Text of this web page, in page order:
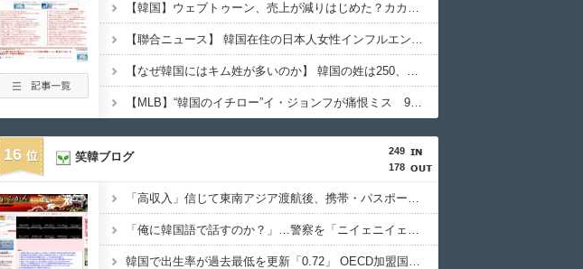
【韓国】ウェブトゥーン、売上が減りはじめた？カカオのストーリー部門、前年同期比で売上がマイナス16％
【聯合ニュース】 韓国在住の日本人女性インフルエンサー ライブ配信中に死亡
【なぜ韓国にはキム姓が多いのか】 韓国の姓は250、日本は30万…歴史的背景を米学者分析「学問尊重と平和な歴史が原動力」
【MLB】“韓国のイチロー”イ・ジョンフが痛恨ミス 9回2死からまさか…サヨナラ負けに動けず、地元放送は同情「不運でした」
16
249
178
笑韓ブログ
「高収入」信じて東南アジア渡航後、携帯・パスポート奪われ監禁…韓国人の被害急増
「俺に韓国語で話すのか？」…警察を「ニイェニイェニイェ」とからかう韓国滞在外国人の投稿動画が物議
韓国で出生率が過去最低を更新「0.72」 OECD加盟国で唯一 1を下回る